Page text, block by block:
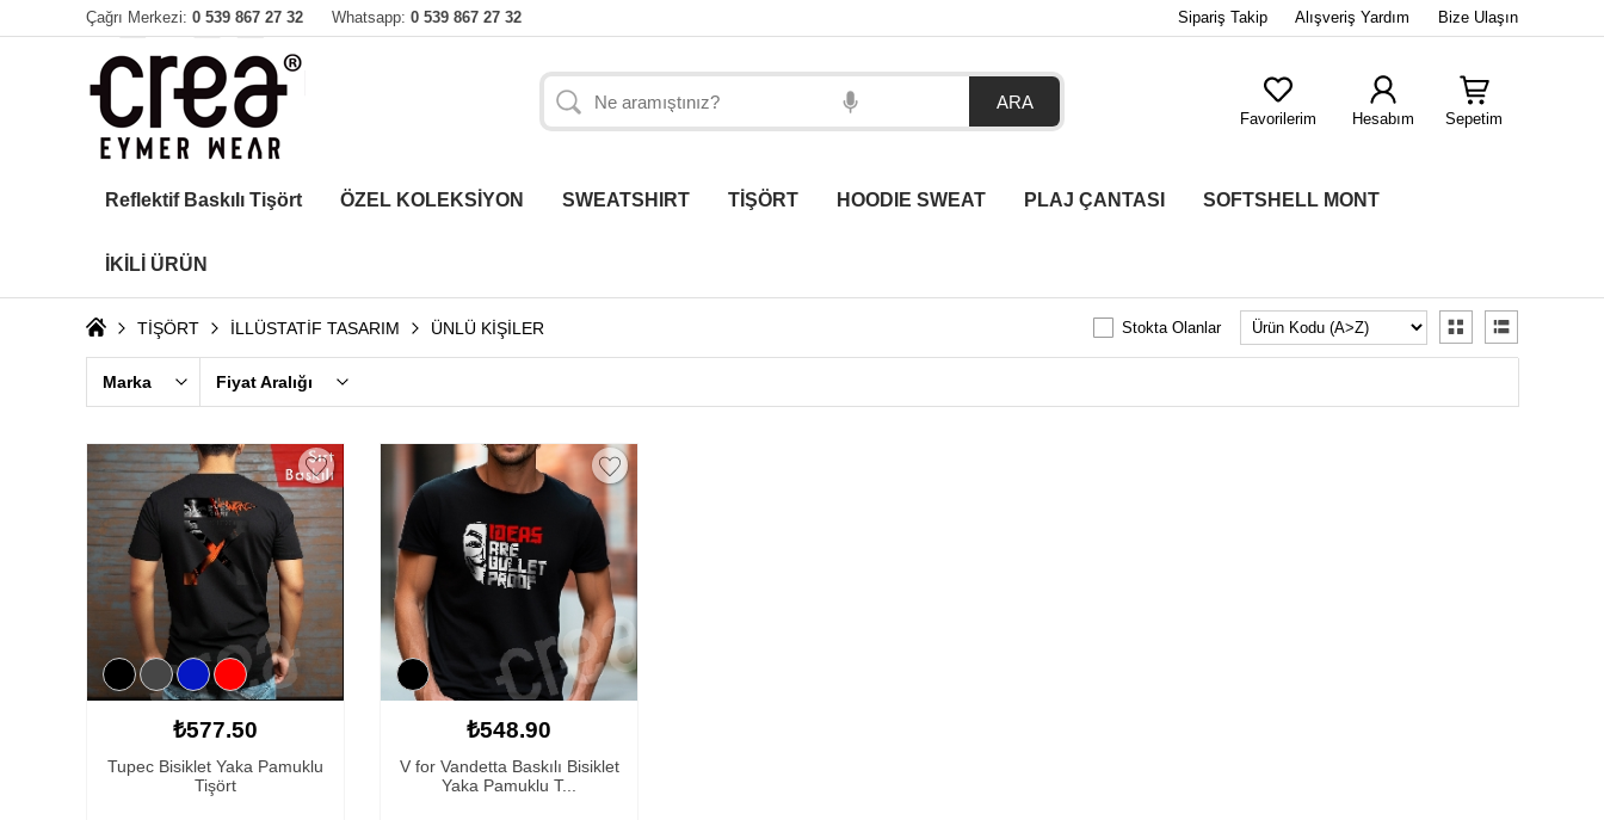
Çağrı Merkezi: 0 539 867 27 32 Whatsapp: 0 539 867 27 32 Sipariş Takip Alışveriş Yardım Bize Ulaşın
Favorilerim Hesabım Sepetim
Reflektif Baskılı Tişört ÖZEL KOLEKSİYON SWEATSHIRT TİŞÖRT HOODIE SWEAT PLAJ ÇANTASI SOFTSHELL MONT
İKİLİ ÜRÜN
TİŞÖRT İLLÜSTATİF TASARIM ÜNLÜ KİŞİLER Stokta Olanlar
Marka Fiyat Aralığı
₺577.50
Tupec Bisiklet Yaka Pamuklu
Tişört
₺548.90
V for Vandetta Baskılı Bisiklet
Yaka Pamuklu T...